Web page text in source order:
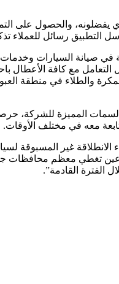
والحصول على
رسائل للعملاء
مع كافة الأعطال
والطلاء في منطقة
معه في مختلف الأوقات.
تغطي معظم
القادمة”.